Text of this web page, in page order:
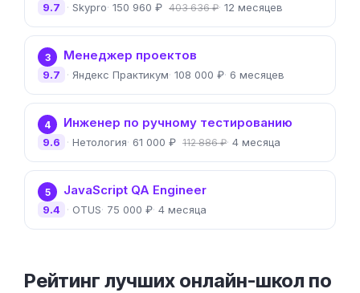
Skypro 150 960 ₽ 403 636 ₽ 12 месяцев
9.7
3 Менеджер проектов
Яндекс Практикум 108 000 ₽ 6 месяцев
9.7
4 Инженер по ручному тестированию
Нетология 61 000 ₽ 112 886 ₽ 4 месяца
9.6
5 JavaScript QA Engineer
OTUS 75 000 ₽ 4 месяца
9.4
Рейтинг лучших онлайн-школ по